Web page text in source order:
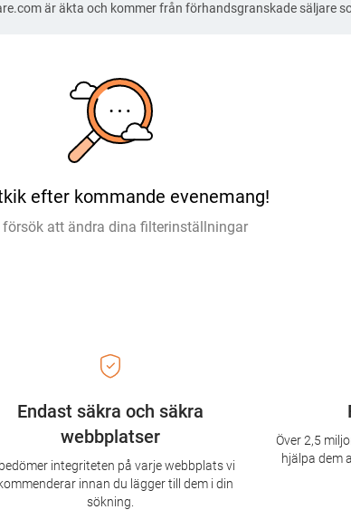
är äkta och kommer från förhandsgranskade säljare
efter kommande evenemang!
försök att ändra dina filterinställningar
Endast säkra och säkra
webbplatser
integriteten på varje webbplats vi
innan du lägger till dem i din
sökning.
Över 2,5
hjälpa dem